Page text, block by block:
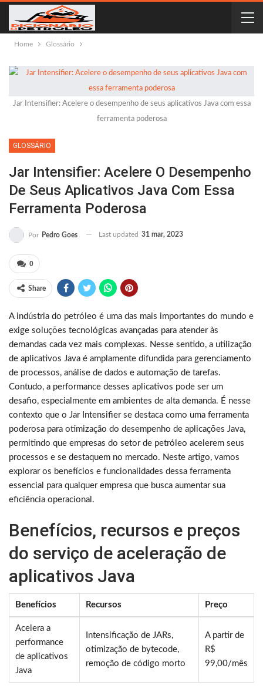
Home Glossário
Jar Intensifier: Acelere o desempenho de seus aplicativos Java com essa
ferramenta poderosa
GLOSSÁRIO
Jar Intensifier: Acelere O Desempenho
De Seus Aplicativos Java Com Essa
Ferramenta Poderosa
Por Pedro Goes Last updated 31 mar, 2023
0
Share
A indústria do petróleo é uma das mais importantes do mundo e
exige soluções tecnológicas avançadas para atender às
demandas cada vez mais complexas. Nesse sentido, a utilização
de aplicativos Java é amplamente difundida para gerenciamento
de processos, análise de dados e automação de tarefas.
Contudo, a performance desses aplicativos pode ser um
desafio, especialmente em ambientes de alta demanda. É nesse
contexto que o Jar Intensifier se destaca como uma ferramenta
poderosa para otimização do desempenho de aplicações Java,
permitindo que empresas do setor de petróleo acelerem seus
processos e se destaquem no mercado. Neste artigo, vamos
explorar os benefícios e funcionalidades dessa ferramenta
essencial para qualquer empresa que busca aumentar sua
eficiência operacional.
Benefícios, recursos e preços
do serviço de aceleração de
aplicativos Java
Benefícios Recursos Preço
Acelera a
performance
de aplicativos
Java
Intensificação de JARs,
otimização de bytecode,
remoção de código morto
A partir de
R$
99,00/mês